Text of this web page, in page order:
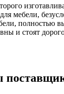
мебели,
полностью
и стоят